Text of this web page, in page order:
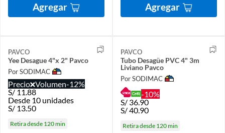
Agregar Agregar
PAVCO
Yee Desague 4"x 2" Pavco
Por SODIMAC
Precio Volumen-12%
S/11.88
Desde 10 unidades
S/ 13.50
Retira desde 120 min
PAVCO
Tubo Desagüe PVC 4" 3m
Liviano Pavco
Por SODIMAC
-10%
S/ 36.90
S/40.90
Retira desde 120 min